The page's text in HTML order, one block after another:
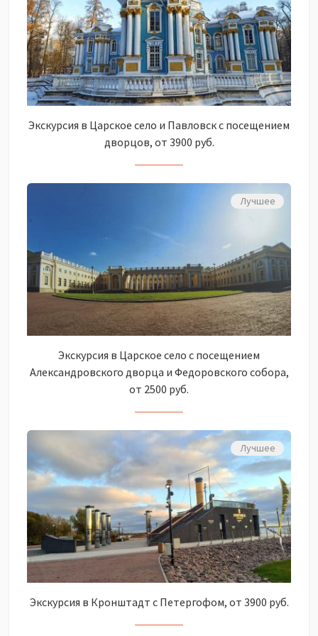
Экскурсия в Царское село и Павловск с посещением
дворцов, от 3900 руб.
Лучшее
Экскурсия в Царское село с посещением
Александровского дворца и Федоровского собора,
от 2500 руб.
Лучшее
Экскурсия в Кронштадт с Петергофом, от 3900 руб.